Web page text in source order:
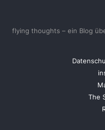
flying thoughts – ein Blog
The